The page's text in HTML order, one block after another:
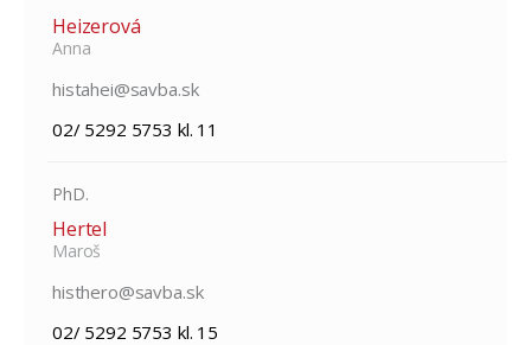
Heizerová
Anna
histahei@savba.sk
02/ 5292 5753 kl. 11
PhD.
Hertel
Maroš
histhero@savba.sk
02/ 5292 5753 kl. 15